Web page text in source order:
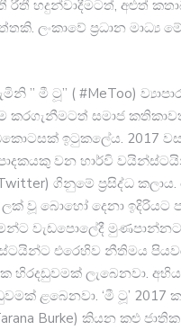
රීතී හදුන්වාදීමටත්, අළුත්
ලංකාවේ ප්‍රධාන
” මී ටූ” ( #MeToo)
කරගැනීමටත් සමාජ
ඉටුකලේය. 2017
වන හාර්වි
ගිනුමේ ප්‍රසිද්ධ
වූ බොහෝ දෙනා ඉදිරියට
වැඩපොලේ​දී මුණපාන්නට
එරෙහිව නීතිමය
හිරදඩුවමක් ලැබෙනවා.
ළබෙනවා. ‘මී ටූ’
Burke) කියන කළු